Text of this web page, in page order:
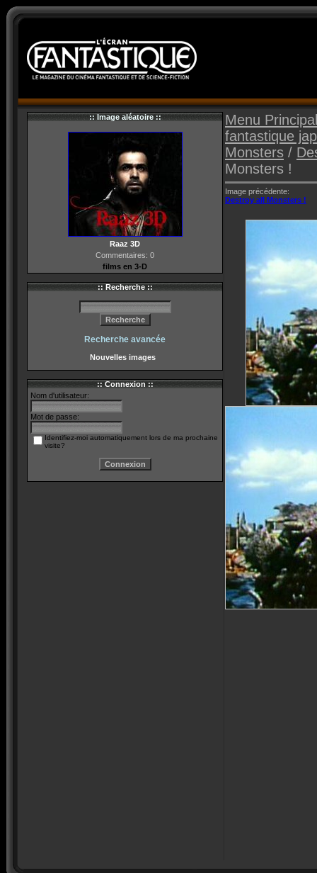
:: Image aléatoire ::
Raaz 3D
Commentaires: 0
films en 3-D
:: Recherche ::
Recherche avancée
Nouvelles images
:: Connexion ::
Nom d'utilisateur:
Mot de passe:
Identifiez-moi automatiquement lors de ma prochaine
visite?
Menu Principal
fantastique
Monsters /
Monsters !
Image précédente:
Destroy all Monsters !